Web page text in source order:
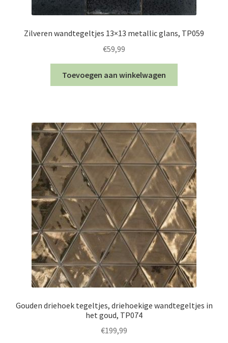
Zilveren wandtegeltjes 13×13 metallic glans, TP059
€59,99
Toevoegen aan winkelwagen
Gouden driehoek tegeltjes, driehoekige wandtegeltjes in
het goud, TP074
€199,99